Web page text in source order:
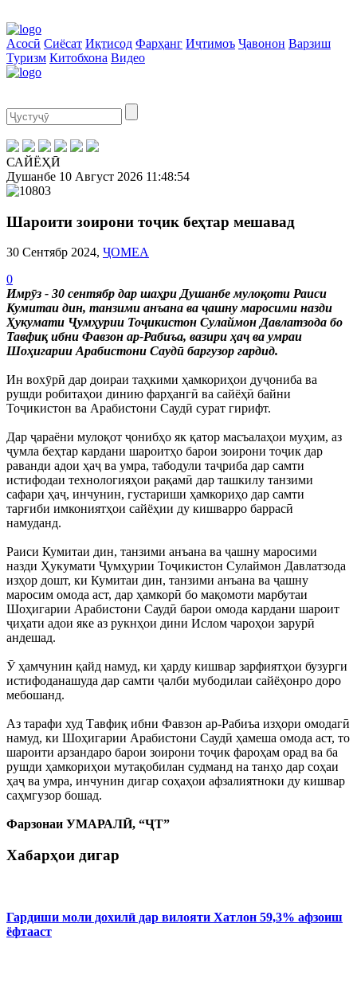
Асосӣ Сиёсат Иқтисод Фарҳанг Иҷтимоъ Ҷавонон Варзиш
Туризм Китобхона Видео
САЙЁҲӢ
Душанбе 10 Август 2026 11:48:54
Шароити зоирони тоҷик беҳтар мешавад
30 Сентябр 2024, ҶОМЕА
0
Имрӯз - 30 сентябр дар шаҳри Душанбе мулоқоти Раиси
Кумитаи дин, танзими анъана ва ҷашну маросими назди
Ҳукумати Ҷумҳурии Тоҷикистон Сулаймон Давлатзода бо
Тавфиқ ибни Фавзон ар-Рабиъа, вазири ҳаҷ ва умраи
Шоҳигарии Арабистони Саудӣ баргузор гардид.
Ин вохӯрӣ дар доираи таҳкими ҳамкориҳои дуҷониба ва
рушди робитаҳои динию фарҳангӣ ва сайёҳӣ байни
Тоҷикистон ва Арабистони Саудӣ сурат гирифт.
Дар ҷараёни мулоқот ҷонибҳо як қатор масъалаҳои муҳим, аз
ҷумла беҳтар кардани шароитҳо барои зоирони тоҷик дар
раванди адои ҳаҷ ва умра, табодули таҷриба дар самти
истифодаи технологияҳои рақамӣ дар ташкилу танзими
сафари ҳаҷ, инчунин, густариши ҳамкориҳо дар самти
тарғиби имкониятҳои сайёҳии ду кишварро баррасӣ
намуданд.
Раиси Кумитаи дин, танзими анъана ва ҷашну маросими
назди Ҳукумати Ҷумҳурии Тоҷикистон Сулаймон Давлатзода
изҳор дошт, ки Кумитаи дин, танзими анъана ва ҷашну
маросим омода аст, дар ҳамкорӣ бо мақомоти марбутаи
Шоҳигарии Арабистони Саудӣ барои омода кардани шароит
ҷиҳати адои яке аз рукнҳои дини Ислом чароҳои зарурӣ
андешад.
Ӯ ҳамчунин қайд намуд, ки ҳарду кишвар зарфиятҳои бузурги
истифоданашуда дар самти ҷалби мубодилаи сайёҳонро доро
мебошанд.
Аз тарафи худ Тавфиқ ибни Фавзон ар-Рабиъа изҳори омодагӣ
намуд, ки Шоҳигарии Арабистони Саудӣ ҳамеша омода аст, то
шароити арзандаро барои зоирони тоҷик фароҳам орад ва ба
рушди ҳамкориҳои мутақобилан судманд на танҳо дар соҳаи
ҳаҷ ва умра, инчунин дигар соҳаҳои афзалиятноки ду кишвар
саҳмгузор бошад.
Фарзонаи УМАРАЛӢ, “ҶТ”
Хабарҳои дигар
Гардиши моли дохилӣ дар вилояти Хатлон 59,3% афзоиш
ёфтааст